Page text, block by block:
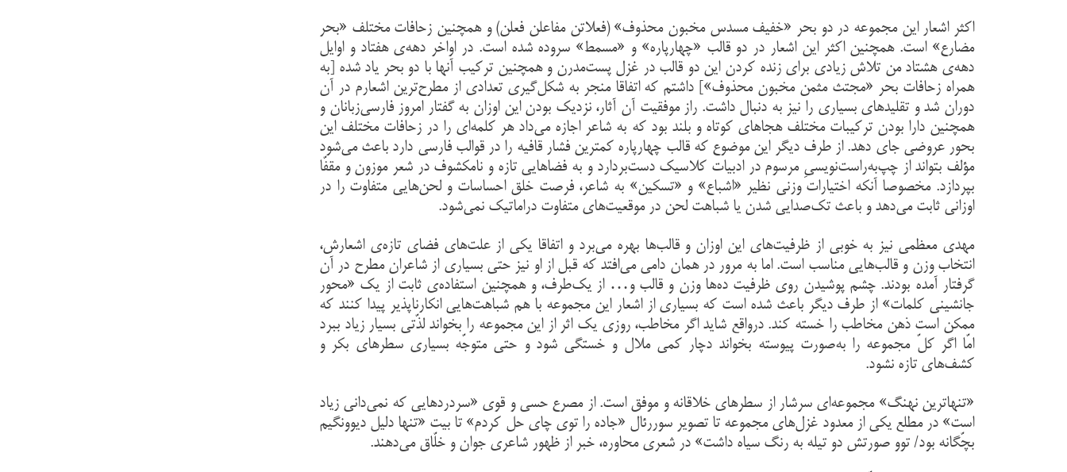
اکثر اشعار این مجموعه در دو بحر «خفیف مسدس مخبون محذوف» (فعلاتن مفاعلن فعلن) و همچنین زحافات مختلف «بحر
مضارع» است. همچنین اکثر این اشعار در دو قالب «چهارپاره» و «مسمط» سروده شده است. در اواخر دهه‌ی هفتاد و اوایل
دهه‌ی هشتاد من تلاش زیادی برای زنده کردن این دو قالب در غزل پست‌مدرن و همچنین ترکیب آنها با دو بحر یاد شده [به
همراه زحافات بحر «مجتث مثمن مخبون محذوف»] داشتم که اتفاقا منجر به شکل‌گیری تعدادی از مطرح‌ترین اشعارم در آن
دوران شد و تقلیدهای بسیاری را نیز به دنبال داشت. راز موفقیت آن آثار، نزدیک بودن این اوزان به گفتار امروز فارسی‌زبانان و
همچنین دارا بودن ترکیبات مختلف هجاهای کوتاه و بلند بود که به شاعر اجازه می‌داد هر کلمه‌ای را در زحافات مختلف این
بحور عروضی جای دهد. از طرف دیگر این موضوع که قالب چهارپاره کمترین فشار قافیه را در قوالب فارسی دارد باعث می‌شود
مؤلف بتواند از چپ‌به‌راست‌نویسیِ مرسوم در ادبیات کلاسیک دست‌بردارد و به فضاهایی تازه و نامکشوف در شعر موزون و مقفّا
بپردازد. مخصوصا آنکه اختیارات وزنی نظیر «اشباع» و «تسکین» به شاعر، فرصت خلق احساسات و لحن‌هایی متفاوت را در
اوزانی ثابت می‌دهد و باعث تک‌صدایی شدن یا شباهت لحن در موقعیت‌های متفاوت دراماتیک نمی‌شود.
مهدی معظمی نیز به خوبی از ظرفیت‌های این اوزان و قالب‌ها بهره می‌برد و اتفاقا یکی از علت‌های فضای تازه‌ی اشعارش،
انتخاب وزن و قالب‌هایی مناسب است. اما به مرور در همان دامی می‌افتد که قبل از او نیز حتی بسیاری از شاعران مطرح در آن
گرفتار آمده بودند. چشم پوشیدن روی ظرفیت ده‌ها وزن و قالب و… از یک‌طرف، و همچنین استفاده‌ی ثابت از یک «محور
جانشینی کلمات» از طرف دیگر باعث شده است که بسیاری از اشعار این مجموعه با هم شباهت‌هایی انکارناپذیر پیدا کنند که
ممکن است ذهن مخاطب را خسته کند. درواقع شاید اگر مخاطب، روزی یک اثر از این مجموعه را بخواند لذّتی بسیار زیاد ببرد
امّا اگر کلّ مجموعه را به‌صورت پیوسته بخواند دچار کمی ملال و خستگی شود و حتی متوجّه بسیاری سطرهای بکر و
کشف‌های تازه نشود.
«تنهاترین نهنگ» مجموعه‌ای سرشار از سطرهای خلاقانه و موفق است. از مصرع حسی و قوی «سردردهایی که نمی‌دانی زیاد
است» در مطلع یکی از معدود غزل‌های مجموعه تا تصویر سوررئال «جاده را توی چای حل کردم» تا بیت «تنها دلیل دیوونگیم
بچّگانه بود/ توو صورتش دو تیله به رنگ سیاه داشت» در شعری محاوره، خبر از ظهور شاعری جوان و خلّاق می‌دهند.